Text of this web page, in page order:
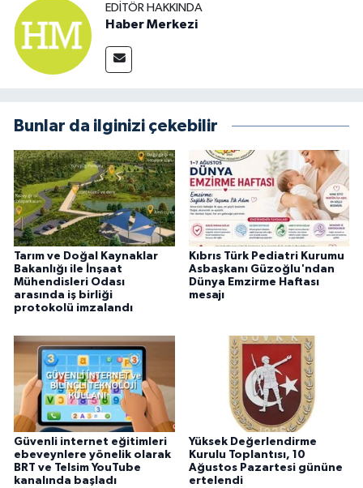
EDITÖR HAKKINDA
Haber Merkezi
Bunlar da ilginizi çekebilir
Tarım ve Doğal Kaynaklar
Bakanlığı ile İnşaat
Mühendisleri Odası
arasında iş birliği
protokolü imzalandı
Kıbrıs Türk Pediatri Kurumu
Asbaşkanı Güzoğlu'ndan
Dünya Emzirme Haftası
mesajı
Güvenli internet eğitimleri
ebeveynlere yönelik olarak
BRT ve Telsim YouTube
kanalında başladı
Yüksek Değerlendirme
Kurulu Toplantısı, 10
Ağustos Pazartesi gününe
ertelendi